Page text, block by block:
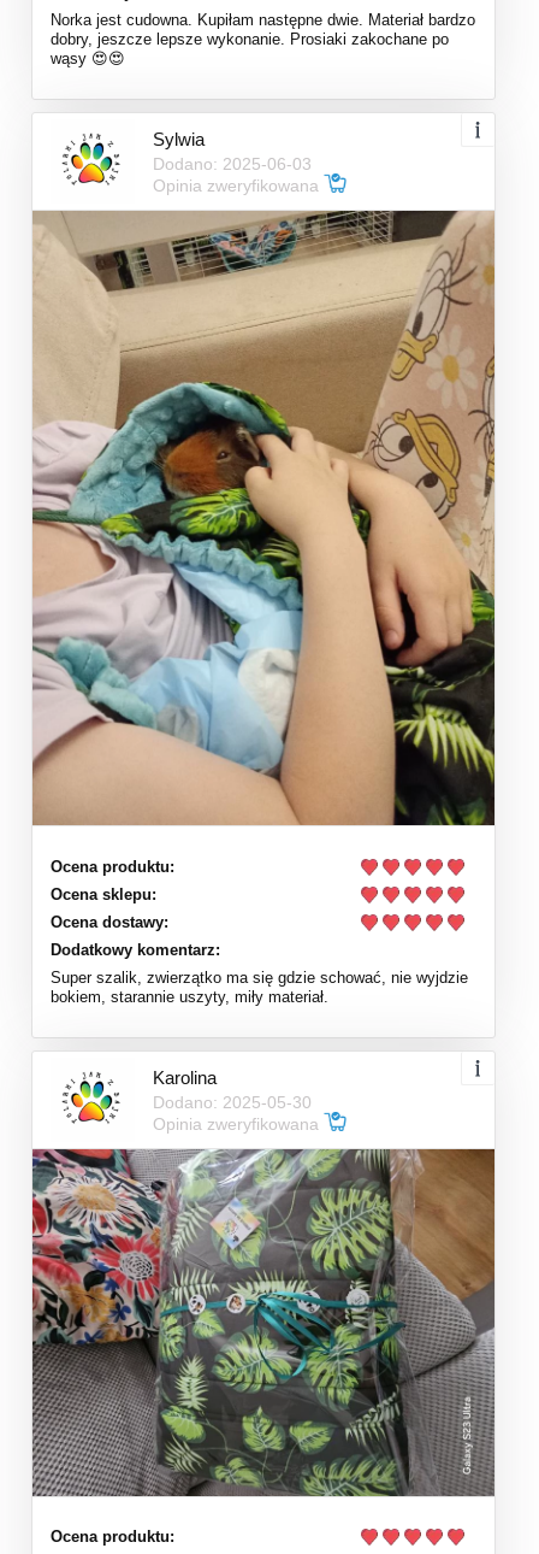
Norka jest cudowna. Kupiłam następne dwie. Materiał bardzo
dobry, jeszcze lepsze wykonanie. Prosiaki zakochane po
wąsy 😍😍
Sylwia
Dodano: 2025-06-03
Opinia zweryfikowana
Ocena produktu:
Ocena sklepu:
Ocena dostawy:
Dodatkowy komentarz:
Super szalik, zwierzątko ma się gdzie schować, nie wyjdzie
bokiem, starannie uszyty, miły materiał.
Karolina
Dodano: 2025-05-30
Opinia zweryfikowana
Ocena produktu: